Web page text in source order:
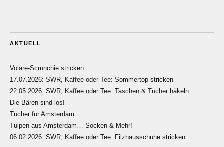
AKTUELL
Volare-Scrunchie stricken
17.07.2026: SWR, Kaffee oder Tee: Sommertop stricken
22.05.2026: SWR, Kaffee oder Tee: Taschen & Tücher häkeln
Die Bären sind los!
Tücher für Amsterdam…
Tulpen aus Amsterdam… Socken & Mehr!
06.02.2026: SWR, Kaffee oder Tee: Filzhausschuhe stricken